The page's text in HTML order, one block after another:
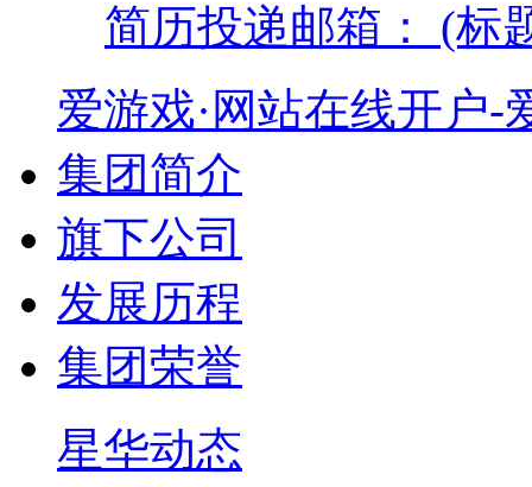
简历投递邮箱： (标
爱游戏·网站在线开户-
集团简介
旗下公司
发展历程
集团荣誉
星华动态